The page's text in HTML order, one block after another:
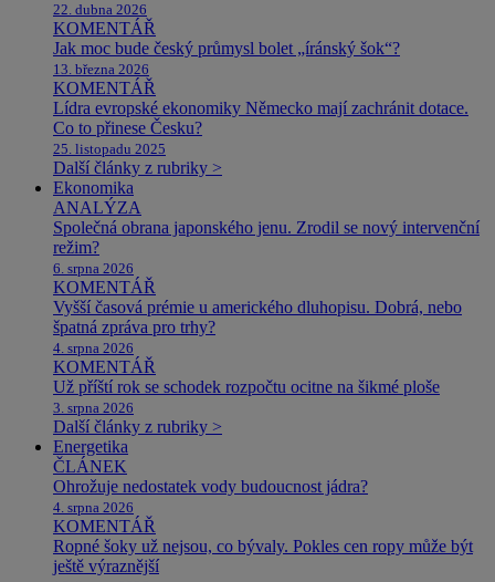
22. dubna 2026
KOMENTÁŘ
Jak moc bude český průmysl bolet „íránský šok“?
13. března 2026
KOMENTÁŘ
Lídra evropské ekonomiky Německo mají zachránit dotace.
Co to přinese Česku?
25. listopadu 2025
Další články z rubriky >
Ekonomika
ANALÝZA
Společná obrana japonského jenu. Zrodil se nový intervenční
režim?
6. srpna 2026
KOMENTÁŘ
Vyšší časová prémie u amerického dluhopisu. Dobrá, nebo
špatná zpráva pro trhy?
4. srpna 2026
KOMENTÁŘ
Už příští rok se schodek rozpočtu ocitne na šikmé ploše
3. srpna 2026
Další články z rubriky >
Energetika
ČLÁNEK
Ohrožuje nedostatek vody budoucnost jádra?
4. srpna 2026
KOMENTÁŘ
Ropné šoky už nejsou, co bývaly. Pokles cen ropy může být
ještě výraznější